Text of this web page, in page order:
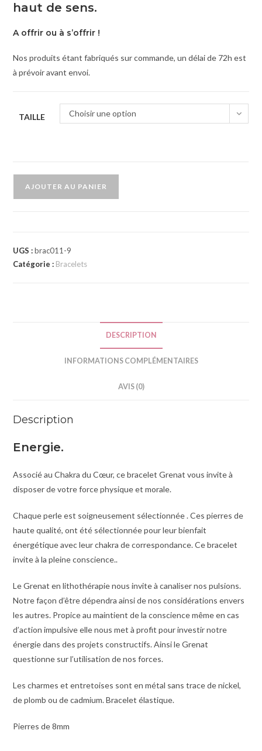
haut de sens.
A offrir ou à s’offrir !
Nos produits étant fabriqués sur commande, un délai de 72h est
à prévoir avant envoi.
TAILLE Choisir une option
AJOUTER AU PANIER
e
r
UGS :brac011-9
Catégorie : Bracelets
DESCRIPTION
INFORMATIONS COMPLÉMENTAIRES
AVIS (0)
Description
Energie.
Associé au Chakra du Cœur, ce bracelet Grenat vous invite à
disposer de votre force physique et morale.
Chaque perle est soigneusement sélectionnée . Ces pierres de
haute qualité, ont été sélectionnée pour leur bienfait
énergétique avec leur chakra de correspondance. Ce bracelet
invite à la pleine conscience..
Le Grenat en lithothérapie nous invite à canaliser nos pulsions.
Notre façon d’être dépendra ainsi de nos considérations envers
les autres. Propice au maintient de la conscience même en cas
d’action impulsive elle nous met à profit pour investir notre
énergie dans des projets constructifs. Ainsi le Grenat
questionne sur l’utilisation de nos forces.
Les charmes et entretoises sont en métal sans trace de nickel,
de plomb ou de cadmium. Bracelet élastique.
Pierres de 8mm